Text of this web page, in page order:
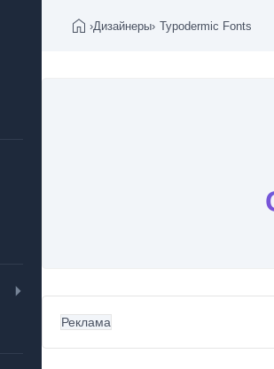
›Дизайнеры› Typodermic Fonts
Реклама